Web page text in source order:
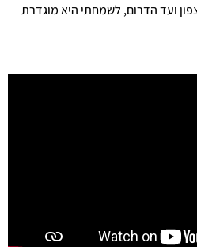
ועד הדרום, לשמחתי היא מוגדרת